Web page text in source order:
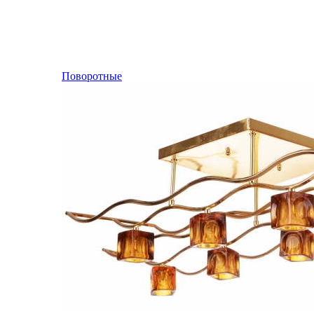
Поворотные